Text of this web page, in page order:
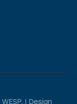
WESP. | Design